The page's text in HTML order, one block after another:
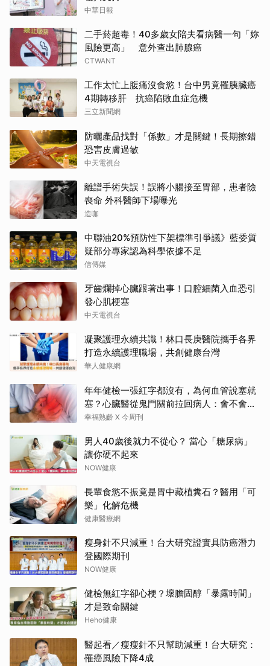
中華日報
二手菸超毒！40多歲女陪夫看病醫一句「妳
風險更高」 意外查出肺腺癌
CTWANT
工作太忙上腹痛沒食慾！台中男竟罹胰臟癌
4期轉移肝 抗癌陷敗血症危機
三立新聞網
防曬產品找對「係數」才是關鍵！長期擦錯
恐害皮膚過敏
中天電視台
離譜手術失誤！誤將小腸接至胃部，患者險
喪命 外科醫師下場曝光
造咖
中聯油20%預防性下架標準引爭議》藍委質
疑部分專家認為科學依據不足
信傳媒
牙齒爛掉心臟跟著出事！口腔細菌入血恐引
發心肌梗塞
中天電視台
凝聚護理永續共識！林口長庚醫院攜手各界
打造永續護理職場，共創健康台灣
華人健康網
年年健檢一張紅字都沒有，為何血管說塞就
塞？心臟醫從鬼門關前拉回病人：會不會心
梗要看對數字
幸福熟齡 X 今周刊
男人40歲後就力不從心？ 當心「糖尿病」
讓你硬不起來
NOW健康
長輩食慾不振竟是胃中藏植糞石？醫用「可
樂」化解危機
健康醫療網
瘦身針不只減重！台大研究證實具防癌潛力
登國際期刊
NOW健康
健檢無紅字卻心梗？壞膽固醇「暴露時間」
才是致命關鍵
Heho健康
醫起看／瘦瘦針不只幫助減重！台大研究：
罹癌風險下降4成